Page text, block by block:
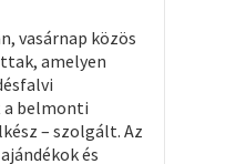
vasárnap közös
amelyen
belmonti
– szolgált. Az
és